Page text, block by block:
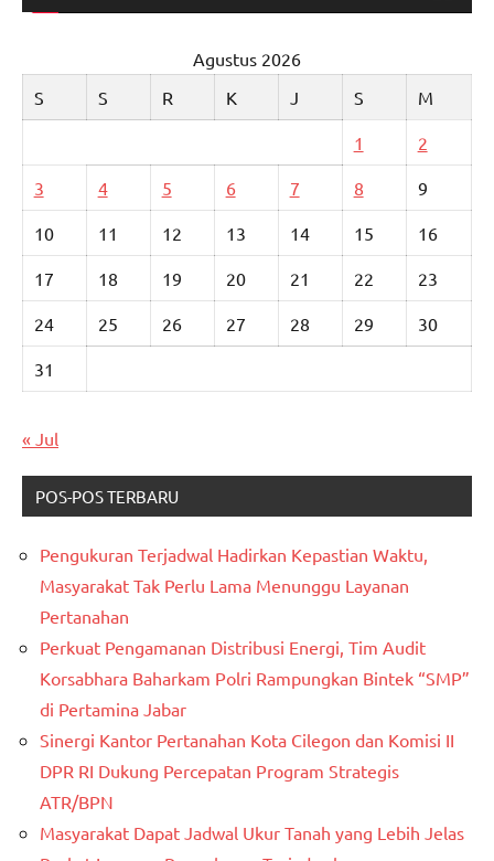
Agustus 2026
S
S R K J S M
1 2
3 4 5 6 7 8 9
10 11 12 13 14 15 16
17 18 19 20 21 22 23
24 25 26 27 28 29 30
31
« Jul
POS-POS TERBARU
Pengukuran Terjadwal Hadirkan Kepastian Waktu,
Masyarakat Tak Perlu Lama Menunggu Layanan
Pertanahan
Perkuat Pengamanan Distribusi Energi, Tim Audit
Korsabhara Baharkam Polri Rampungkan Bintek “SMP”
di Pertamina Jabar
Sinergi Kantor Pertanahan Kota Cilegon dan Komisi II
DPR RI Dukung Percepatan Program Strategis
ATR/BPN
Masyarakat Dapat Jadwal Ukur Tanah yang Lebih Jelas